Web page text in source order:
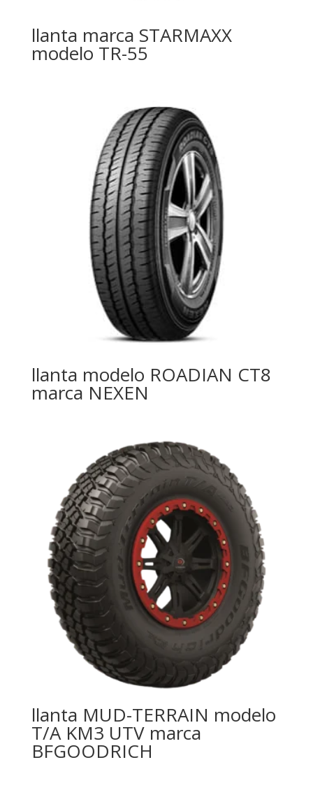
llanta marca STARMAXX
modelo TR-55
llanta modelo ROADIAN CT8
marca NEXEN
llanta MUD-TERRAIN modelo
T/A KM3 UTV marca
BFGOODRICH